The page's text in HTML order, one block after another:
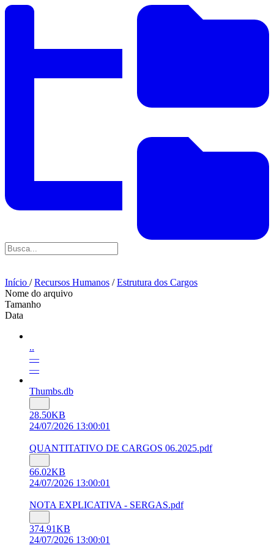
Início /Recursos Humanos /Estrutura dos Cargos
Nome do arquivo
Tamanho
Data
..
—
—
Thumbs.db
28.50KB
24/07/2026 13:00:01
QUANTITATIVO DE CARGOS 06.2025.pdf
66.02KB
24/07/2026 13:00:01
NOTA EXPLICATIVA - SERGAS.pdf
374.91KB
24/07/2026 13:00:01